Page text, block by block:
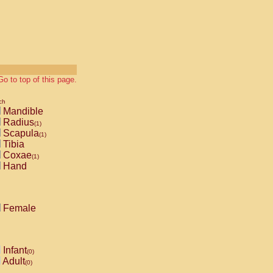
to top of this page.
Mandible
Radius(1)
Scapula(1)
Tibia
Coxae(1)
Hand
Female
Infant(0)
Adult(0)